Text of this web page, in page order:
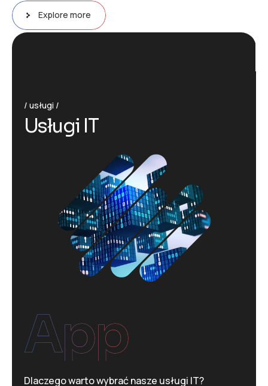
Explore more
usługi
Usługi IT
App
Dlaczego warto wybrać nasze usługi IT?